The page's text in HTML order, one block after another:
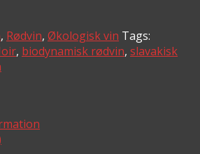
, Rødvin, Økologisk vin Tags:
, biodynamisk rødvin, slavakisk